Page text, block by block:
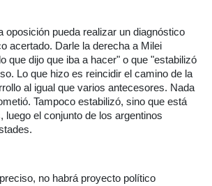
oposición pueda realizar un diagnóstico
acertado. Darle la derecha a Milei
que dijo que iba a hacer" o que "estabilizó
Lo que hizo es reincidir el camino de la
al igual que varios antecesores. Nada
Tampoco estabilizó, sino que está
luego el conjunto de los argentinos
no habrá proyecto político